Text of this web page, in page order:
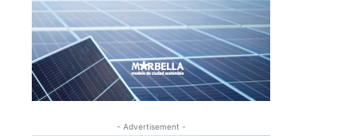
- Advertisement -